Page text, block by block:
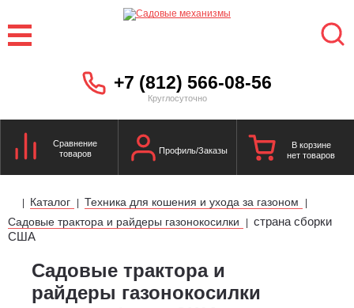
+7 (812) 566-08-56
Круглосуточно
Сравнение
товаров
Профиль/Заказы
В корзине
нет товаров
| Каталог | Техника для кошения и ухода за газоном |
Садовые трактора и райдеры газонокосилки | страна сборки
США
Садовые трактора и
райдеры газонокосилки